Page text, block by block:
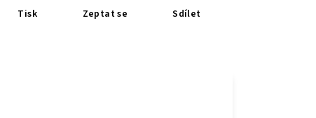
Tisk Zeptat se Sdílet